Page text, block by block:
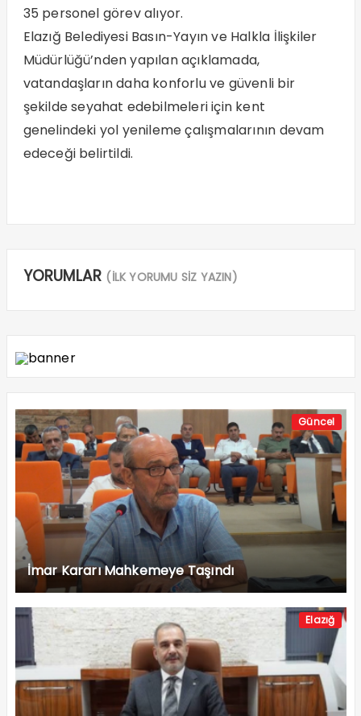
35 personel görev alıyor.
Elazığ Belediyesi Basın-Yayın ve Halkla İlişkiler
Müdürlüğü’nden yapılan açıklamada,
vatandaşların daha konforlu ve güvenli bir
şekilde seyahat edebilmeleri için kent
genelindeki yol yenileme çalışmalarının devam
edeceği belirtildi.
YORUMLAR (İLK YORUMU SİZ YAZIN)
Güncel
İmar Kararı Mahkemeye Taşındı
Elazığ